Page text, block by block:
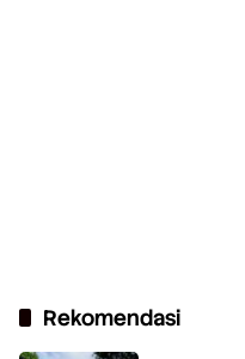
Rekomendasi